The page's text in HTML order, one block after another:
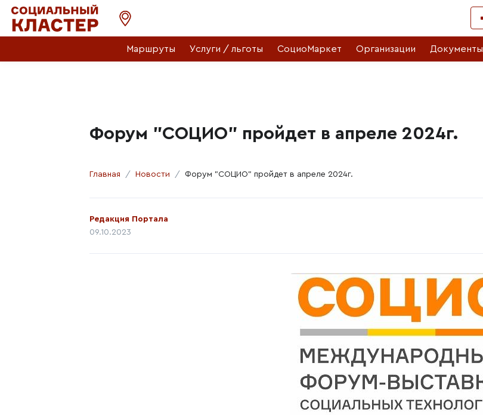
Маршруты Услуги / льготы СоциоМаркет Организации Документы
Форум "СОЦИО" пройдет в апреле 2024г.
Главная Новости Форум "СОЦИО" пройдет в апреле 2024г.
Автор:
Редакция Портала
Дата публикации:
09.10.2023